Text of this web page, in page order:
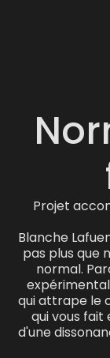
Projet
Blanche
pas plus que
normal.
qui attrape le
qui vous
d'une